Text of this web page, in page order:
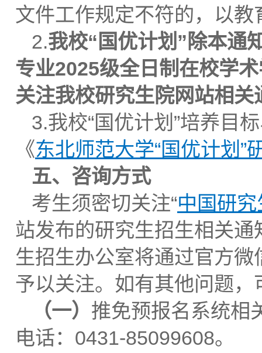
文件工作规定不符的，以
2.我校“国优计划”除本通
专业2025级全日制在校学
关注我校研究生院网站相关
3.我校“国优计划”培养目
《东北师范大学“国优计划”
五、咨询方式
考生须密切关注“中国研
站发布的研究生招生相关
生招生办公室将通过官方微
予以关注。如有其他问题
（一） 推免预报名系统相
电话：0431-85099608。